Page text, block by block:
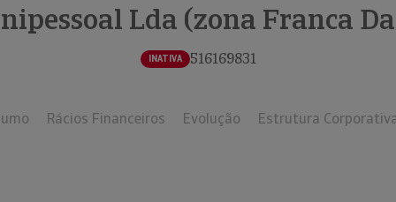
e Monitorização de
| Estudos eLda (zona Franca
INATIVA 516169831
Rácios Financeiros Evolução Estrutura Corporativa